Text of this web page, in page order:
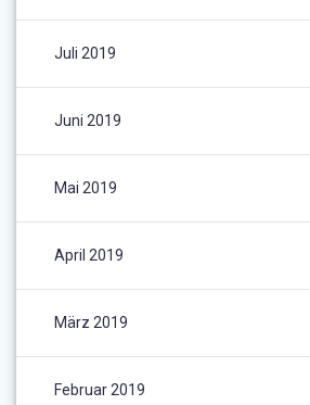
Juli 2019
Juni 2019
Mai 2019
April 2019
März 2019
Februar 2019